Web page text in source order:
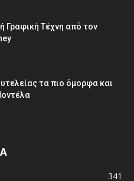
Γραφική Τέχνη από τον
τα πιο όμορφα και
341